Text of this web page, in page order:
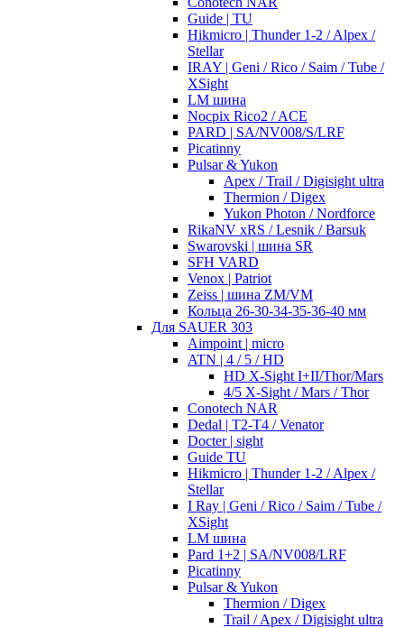
Guide | TU
Hikmicro | Thunder 1-2 / Alpex /
Stellar
IRAY | Geni / Rico / Saim / Tube /
XSight
LM шина
Nocpix Rico2 / ACE
PARD | SA/NV008/S/LRF
Picatinny
Pulsar & Yukon
Apex / Trail / Digisight ultra
Thermion / Digex
Yukon Photon / Nordforce
RikaNV xRS / Lesnik / Barsuk
Swarovski | шина SR
SFH VARD
Venox | Patriot
Zeiss | шина ZM/VM
Кольца 26-30-34-35-36-40 мм
Для SAUER 303
Aimpoint | micro
ATN | 4 / 5 / HD
HD X-Sight I+II/Thor/Mars
4/5 X-Sight / Mars / Thor
Conotech NAR
Dedal | T2-T4 / Venator
Docter | sight
Guide TU
Hikmicro | Thunder 1-2 / Alpex /
Stellar
I Ray | Geni / Rico / Saim / Tube /
XSight
LM шина
Pard 1+2 | SA/NV008/LRF
Picatinny
Pulsar & Yukon
Thermion / Digex
Trail / Apex / Digisight ultra